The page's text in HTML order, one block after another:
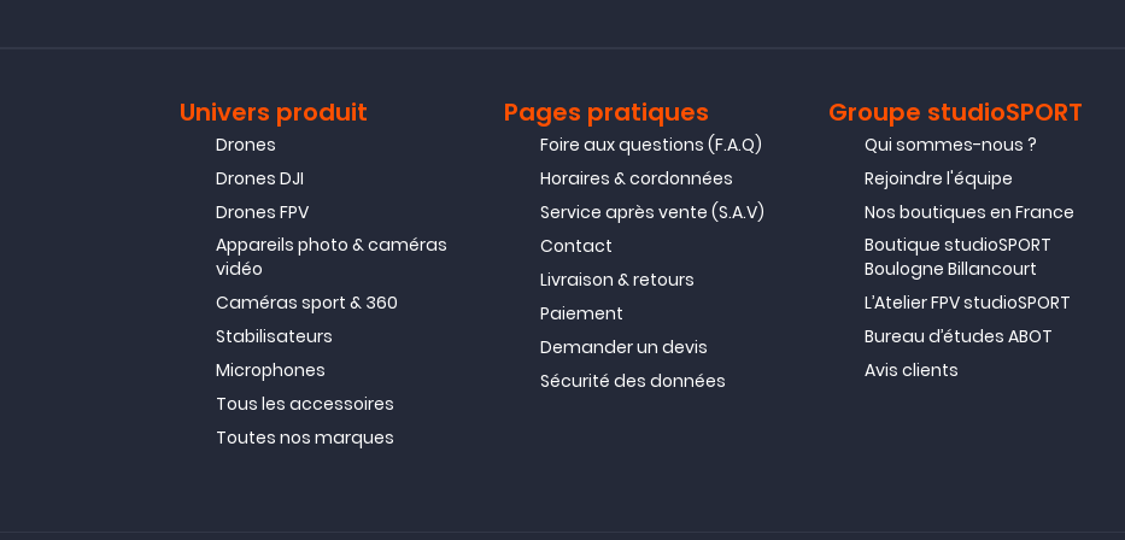
Univers produit
Drones
Drones DJI
Drones FPV
Appareils photo & caméras
vidéo
Caméras sport & 360
Stabilisateurs
Microphones
Tous les accessoires
Toutes nos marques
Pages pratiques
Foire aux questions (F.A.Q)
Horaires & cordonnées
Service après vente (S.A.V)
Contact
Livraison & retours
Paiement
Demander un devis
Sécurité des données
Groupe studioSPORT
Qui sommes-nous ?
Rejoindre l'équipe
Nos boutiques en France
Boutique studioSPORT
Boulogne Billancourt
L’Atelier FPV studioSPORT
Bureau d’études ABOT
Avis clients